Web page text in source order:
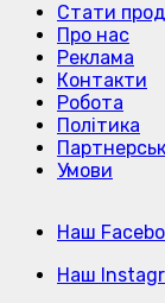
Стати
Про нас
Реклама
Контакти
Робота
Політика
Умови
Наш
Наш